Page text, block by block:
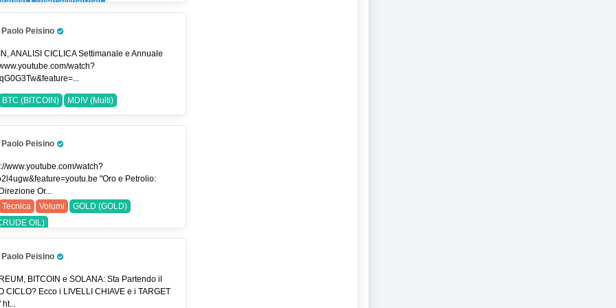
#tradingitalia
#usdjpy
EURUSD (EUR/USD)
(USDJPY)
Paolo Peisino
Pro Trader
ANALISI CICLICA Settimanale e Annuale
watch?
BTC (BITCOIN) MDIV (Multi)
Paolo Peisino
Pro Trader
www.youtube.com/watch?
"Oro e Petrolio:
Or...
Tecnica Volumi
GOLD (GOLD)
OIL)
Paolo Peisino
Pro Trader
BITCOIN e SOLANA: Sta Partendo il
CICLO? Ecco i LIVELLI CHIAVE e i TARGET
ht...